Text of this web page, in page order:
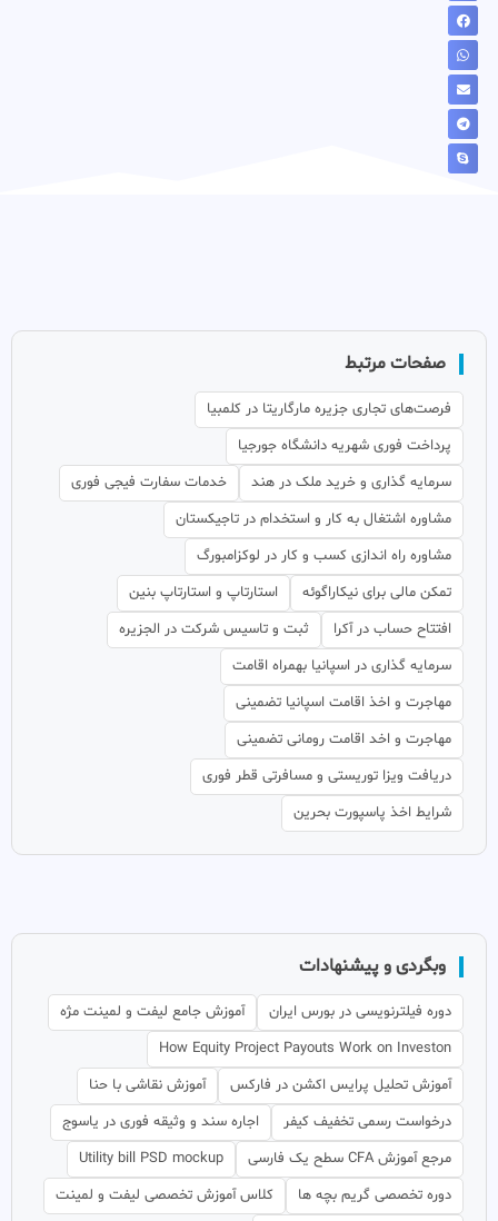
صفحات مرتبط
فرصت‌های تجاری جزیره مارگاریتا در کلمبیا
پرداخت فوری شهریه دانشگاه جورجیا
سرمایه گذاری و خرید ملک در هند
خدمات سفارت فیجی فوری
مشاوره اشتغال به کار و استخدام در تاجیکستان
مشاوره راه اندازی کسب و کار در لوکزامبورگ
تمکن مالی برای نیکاراگوئه
استارتاپ و استارتاپ بنین
افتتاح حساب در آکرا
ثبت و تاسیس شرکت در الجزیره
سرمایه گذاری در اسپانیا بهمراه اقامت
مهاجرت و اخذ اقامت اسپانیا تضمینی
مهاجرت و اخد اقامت رومانی تضمینی
دریافت ویزا توریستی و مسافرتی قطر فوری
شرایط اخذ پاسپورت بحرین
وبگردی و پیشنهادات
دوره فیلترنویسی در بورس ایران
آموزش جامع لیفت و لمینت مژه
How Equity Project Payouts Work on Investon
آموزش تحلیل پرایس اکشن در فارکس
آموزش نقاشی با حنا
درخواست رسمی تخفیف کیفر
اجاره سند و وثیقه فوری در یاسوج
مرجع آموزش CFA سطح یک فارسی
Utility bill PSD mockup
دوره تخصصی گریم بچه ها
کلاس آموزش تخصصی لیفت و لمینت